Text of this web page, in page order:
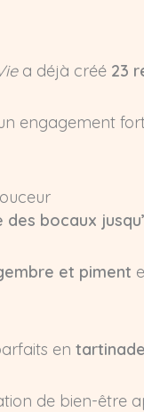
a déjà créé 23
engagement
des bocaux
et piment
en
de bien-être